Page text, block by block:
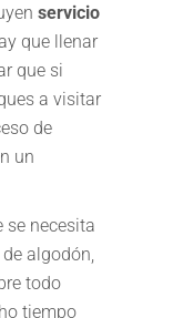
servicio
que llenar
que si
a visitar
de
un
se necesita
, de algodón,
todo
tiempo